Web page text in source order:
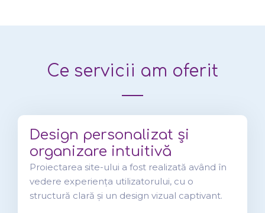
Ce servicii am oferit
Design personalizat și
organizare intuitivă
Proiectarea site-ului a fost realizată având în
vedere experiența utilizatorului, cu o
structură clară și un design vizual captivant.